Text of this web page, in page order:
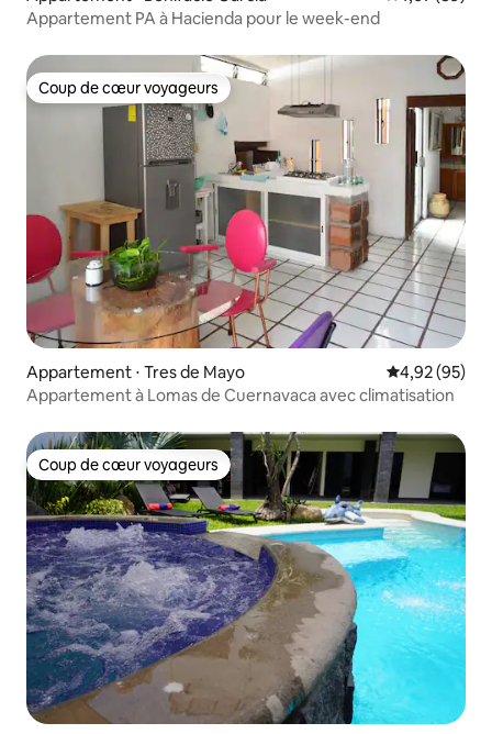
Appartement PA à Hacienda pour le week-end
Coup de cœur voyageurs
Coup de cœur voyageurs
Appartement ⋅ Tres de Mayo Évaluation
4,92 (95)
Appartement à Lomas de Cuernavaca avec climatisation
Coup de cœur voyageurs
Coup de cœur voyageurs